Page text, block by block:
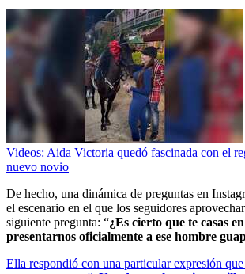
Videos: Aida Victoria quedó fascinada con el
nuevo novio
De hecho, una dinámica de preguntas en
el escenario en el que los seguidores
siguiente pregunta: “¿Es cierto que te casas
presentarnos oficialmente a ese hombre
Ella respondió con una particular expresión